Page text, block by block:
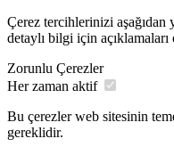
Çerez tercihlerinizi
detaylı bilgi için
Zorunlu Çerezler
Her zaman aktif
Bu çerezler web sitesinin
gereklidir.